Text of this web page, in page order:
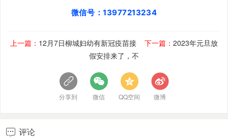
微信号：13977213234
上一篇： 12月7日柳城妇幼有新冠疫苗接 下一篇： 2023年元旦放
假安排来了，不
分享到 微信 QQ空间 微博
 评论